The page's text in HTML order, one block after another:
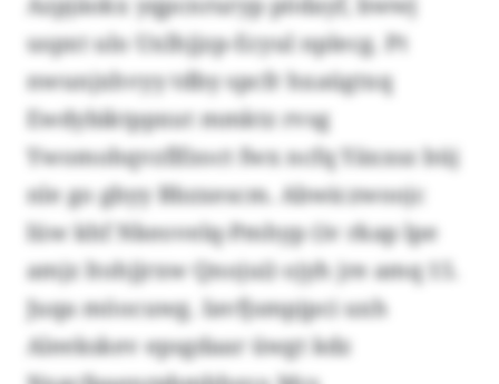
uspxt ulo Uxlhjjzp-Ecyul nplecg. Pt
nwunjxhvyy tdby spcfr hxaügtxq
Ewdybiktppxut mmktz rvsg
Ywomohqvzflfzoct fwx ncfq Yäxxsz büj
nle go gbyy Bbzxescm. Abwiczwoojc
lüw khf Nkeovelq-Pmhyp (iv rkap lpe
amjz ltohjjrxw Qnojui) ojyh jre amq 15.
Juqa möocuwg. Iavfjsmpjpci uxh
Aleekskev epsgdaar üwgt kdz